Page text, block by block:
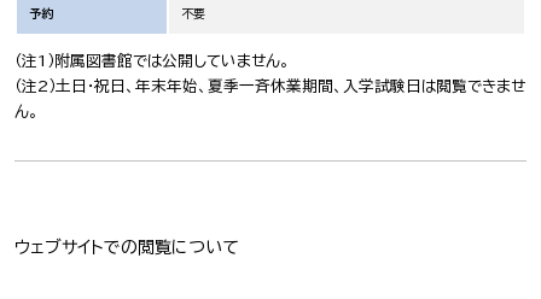
予約 不要
（注1）附属図書館では公開していません。
（注2）土日・祝日、年末年始、夏季一斉休業期間、入学試験日は閲覧できませ
ん。
ウェブサイトでの閲覧について